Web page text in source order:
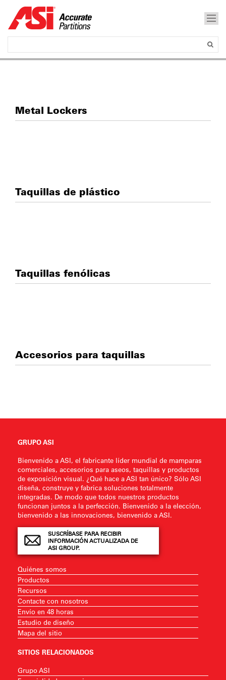
Metal Lockers
Taquillas de plástico
Taquillas fenólicas
Accesorios para taquillas
GRUPO ASI
Bienvenido a ASI, el fabricante líder mundial de mamparas
comerciales, accesorios para aseos, taquillas y productos
de exposición visual. ¿Qué hace a ASI tan único? Sólo ASI
diseña, construye y fabrica soluciones totalmente
integradas. De modo que todos nuestros productos
funcionan juntos a la perfección. Bienvenido a la elección,
bienvenido a las innovaciones, bienvenido a ASI.
SUSCRÍBASE PARA RECIBIR
INFORMACIÓN ACTUALIZADA DE
ASI GROUP.
Quiénes somos
Productos
Recursos
Contacte con nosotros
Envío en 48 horas
Estudio de diseño
Mapa del sitio
SITIOS RELACIONADOS
Grupo ASI